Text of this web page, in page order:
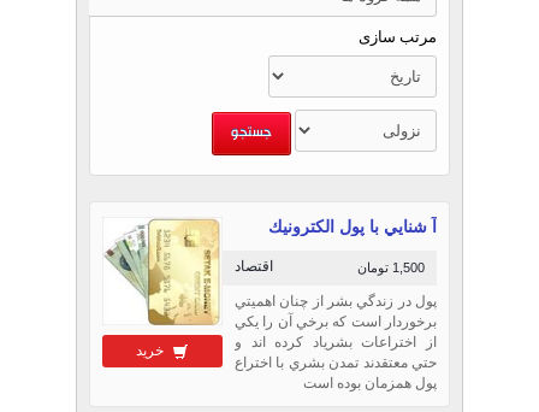
مرتب سازی
خرید
آ شنايي با پول الكترونيك
اقتصاد 1,500 تومان
پول در زندگي بشر از چنان اهميتي
برخوردار است كه برخي آن را يكي
از اختراعات بشرياد كرده اند و
حتي معتقدند تمدن بشري با اختراع
پول همزمان بوده است